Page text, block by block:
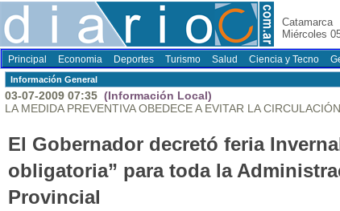
Catamarca
Miércoles
Principal Economia Deportes Turismo Salud Ciencia y Tecno
Información General
03-07-2009 07:35 (Información Local)
LA MEDIDA PREVENTIVA OBEDECE A EVITAR LA
El Gobernador decretó feria
obligatoria” para toda la
Provincial